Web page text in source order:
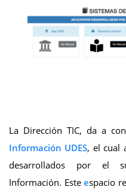
La Dirección TIC, da a
Información UDES, el cual
desarrollados por el
Información. Esteespacio